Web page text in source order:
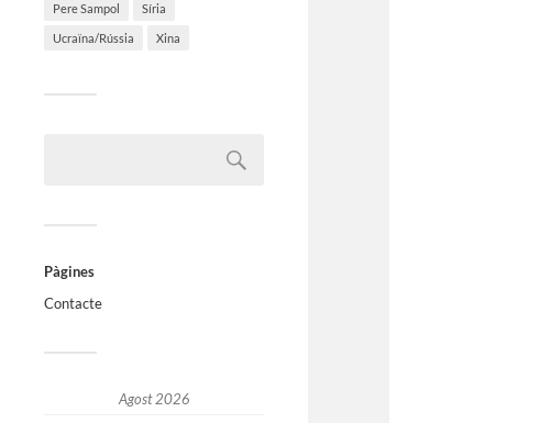
Pere Sampol Síria
Ucraïna/Rússia Xina
Pàgines
Contacte
Agost 2026